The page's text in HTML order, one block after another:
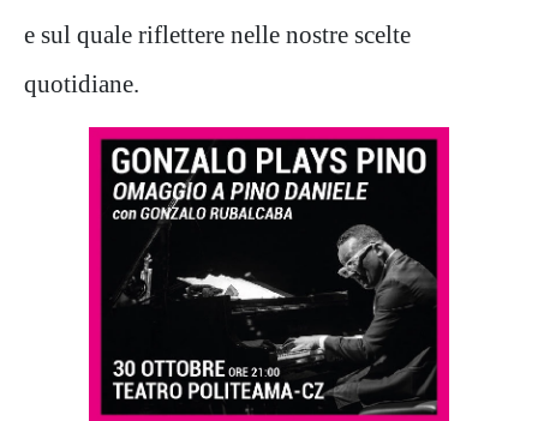
e sul quale riflettere nelle nostre scelte
quotidiane.